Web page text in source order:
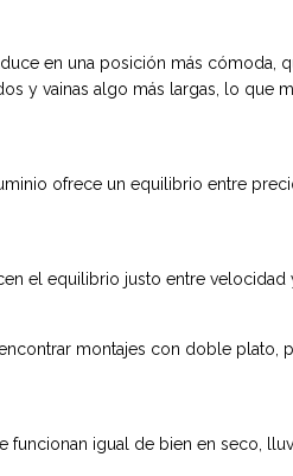
en una posición más cómoda,
y vainas algo más largas, lo que
ofrece un equilibrio entre
el equilibrio justo entre velocidad
montajes con doble plato,
igual de bien en seco,